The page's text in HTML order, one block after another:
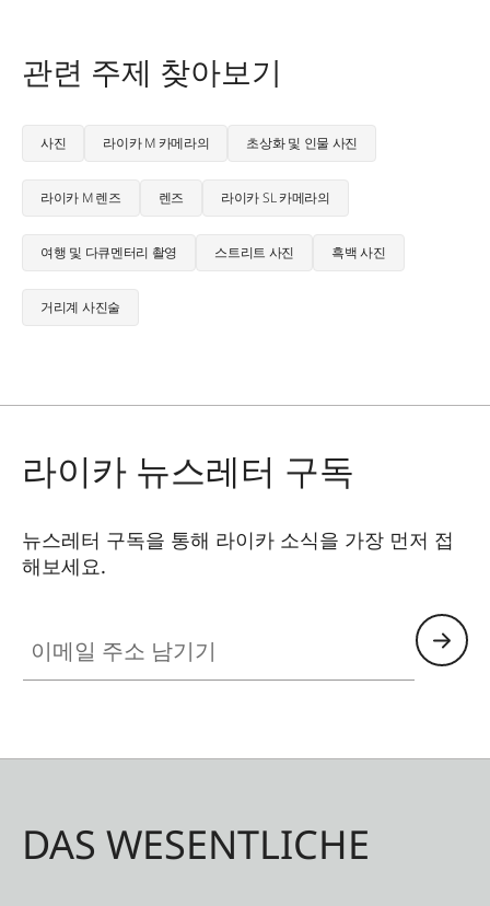
관련 주제 찾아보기
사진 라이카 M 카메라의 초상화 및 인물 사진
라이카 M 렌즈 렌즈 라이카 SL 카메라의
여행 및 다큐멘터리 촬영 스트리트 사진 흑백 사진
거리계 사진술
라이카 뉴스레터 구독
뉴스레터 구독을 통해 라이카 소식을 가장 먼저 접
해보세요.
DAS WESENTLICHE